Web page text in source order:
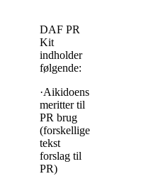
DAF PR
Kit
indholder
følgende:
·Aikidoens
meritter til
PR brug
(forskellige
tekst
forslag til
PR)